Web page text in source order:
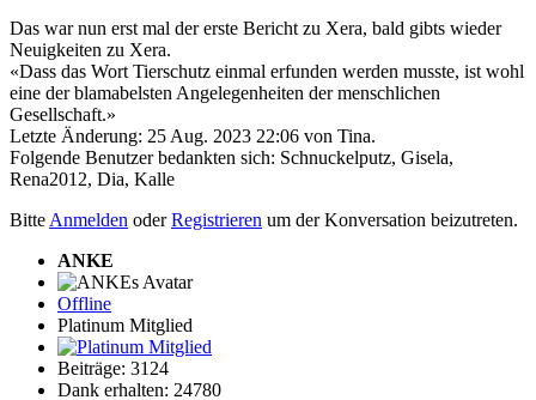
Das war nun erst mal der erste Bericht zu Xera, bald gibts wieder
Neuigkeiten zu Xera.
«Dass das Wort Tierschutz einmal erfunden werden musste, ist wohl
eine der blamabelsten Angelegenheiten der menschlichen
Gesellschaft.»
Letzte Änderung: 25 Aug. 2023 22:06 von Tina.
Folgende Benutzer bedankten sich: Schnuckelputz, Gisela,
Rena2012, Dia, Kalle
BitteAnmelden oderRegistrieren um der Konversation beizutreten.
ANKE
Offline
Platinum Mitglied
Beiträge: 3124
Dank erhalten: 24780